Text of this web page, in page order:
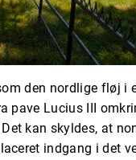
den nordlige fløj i
Lucius III
kan skyldes, at
indgang i det